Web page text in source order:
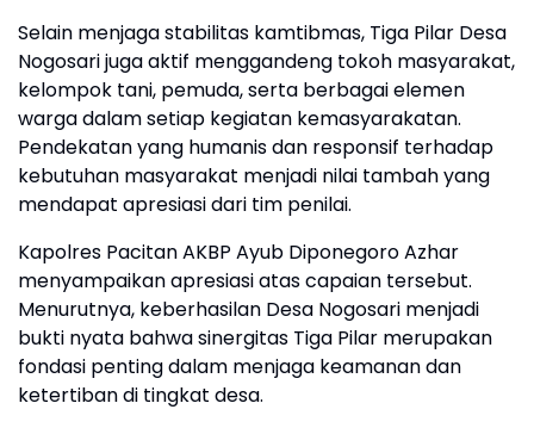
Selain menjaga stabilitas kamtibmas, Tiga Pilar Desa
Nogosari juga aktif menggandeng tokoh masyarakat,
kelompok tani, pemuda, serta berbagai elemen
warga dalam setiap kegiatan kemasyarakatan.
Pendekatan yang humanis dan responsif terhadap
kebutuhan masyarakat menjadi nilai tambah yang
mendapat apresiasi dari tim penilai.
Kapolres Pacitan AKBP Ayub Diponegoro Azhar
menyampaikan apresiasi atas capaian tersebut.
Menurutnya, keberhasilan Desa Nogosari menjadi
bukti nyata bahwa sinergitas Tiga Pilar merupakan
fondasi penting dalam menjaga keamanan dan
ketertiban di tingkat desa.